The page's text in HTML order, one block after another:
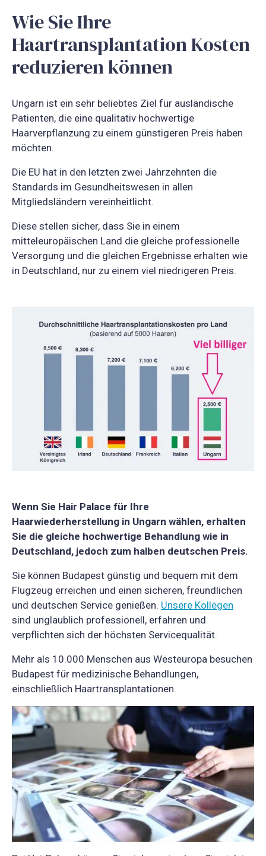
Wie Sie Ihre
Haartransplantation Kosten
reduzieren können
Ungarn ist ein sehr beliebtes Ziel für ausländische
Patienten, die eine qualitativ hochwertige
Haarverpflanzung zu einem günstigeren Preis haben
möchten.
Die EU hat in den letzten zwei Jahrzehnten die
Standards im Gesundheitswesen in allen
Mitgliedsländern vereinheitlicht.
Diese stellen sicher, dass Sie in einem
mitteleuropäischen Land die gleiche professionelle
Versorgung und die gleichen Ergebnisse erhalten wie
in Deutschland, nur zu einem viel niedrigeren Preis.
Wenn Sie Hair Palace für Ihre
Haarwiederherstellung in Ungarn wählen, erhalten
Sie die gleiche hochwertige Behandlung wie in
Deutschland, jedoch zum halben deutschen Preis.
Sie können Budapest günstig und bequem mit dem
Flugzeug erreichen und einen sicheren, freundlichen
und deutschen Service genießen. Unsere Kollegen
sind unglaublich professionell, erfahren und
verpflichten sich der höchsten Servicequalität.
Mehr als 10.000 Menschen aus Westeuropa besuchen
Budapest für medizinische Behandlungen,
einschließlich Haartransplantationen.